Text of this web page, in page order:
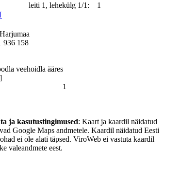
leiti 1, lehekülg 1/1: 1
936 158
veehoidla ääres
]
1
ja kasutustingimused: Kaart ja kaardil näidatud
Google Maps andmetele. Kaardil näidatud Eesti
ei ole alati täpsed. ViroWeb ei vastuta kaardil
valeandmete eest.